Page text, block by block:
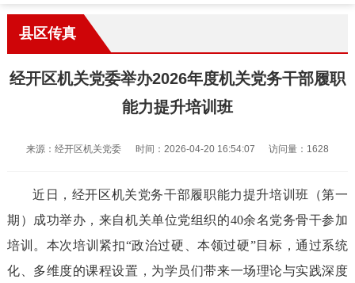
县区传真
经开区机关党委举办2026年度机关党务干部履职
能力提升培训班
来源：经开区机关党委 时间：2026-04-20 16:54:07 访问量：1628
近日，经开区机关党务干部履职能力提升培训班（第一
期）成功举办，来自机关单位党组织的40余名党务骨干参加
培训。本次培训紧扣“政治过硬、本领过硬”目标，通过系统
化、多维度的课程设置，为学员们带来一场理论与实践深度